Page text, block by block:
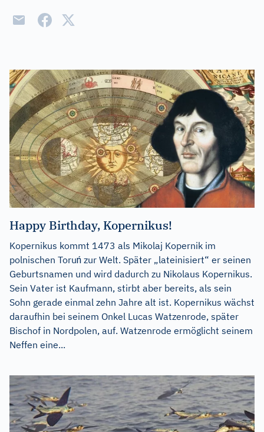
Happy Birthday, Kopernikus!
Kopernikus kommt 1473 als Mikolaj Kopernik im
polnischen Toruń zur Welt. Später „lateinisiert“ er seinen
Geburtsnamen und wird dadurch zu Nikolaus Kopernikus.
Sein Vater ist Kaufmann, stirbt aber bereits, als sein
Sohn gerade einmal zehn Jahre alt ist. Kopernikus wächst
daraufhin bei seinem Onkel Lucas Watzenrode, später
Bischof in Nordpolen, auf. Watzenrode ermöglicht seinem
Neffen eine...